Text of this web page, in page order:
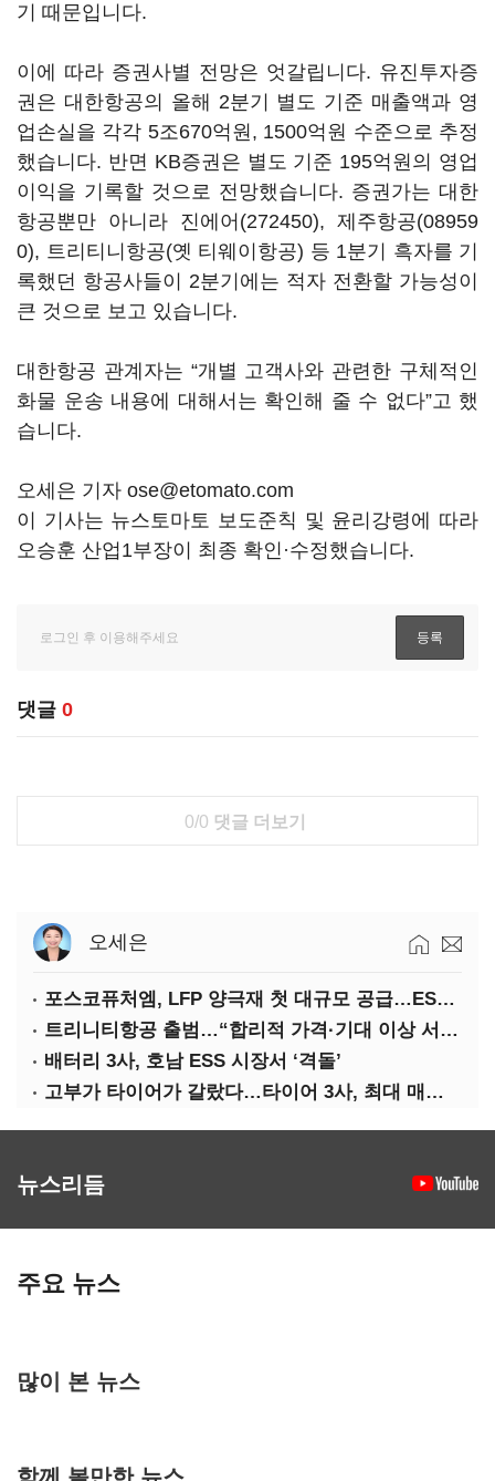
기 때문입니다.
이에 따라 증권사별 전망은 엇갈립니다. 유진투자증
권은 대한항공의 올해 2분기 별도 기준 매출액과 영
업손실을 각각 5조670억원, 1500억원 수준으로 추정
했습니다. 반면 KB증권은 별도 기준 195억원의 영업
이익을 기록할 것으로 전망했습니다. 증권가는 대한
항공뿐만 아니라 진에어(272450), 제주항공(08959
0), 트리티니항공(옛 티웨이항공) 등 1분기 흑자를 기
록했던 항공사들이 2분기에는 적자 전환할 가능성이
큰 것으로 보고 있습니다.
대한항공 관계자는 “개별 고객사와 관련한 구체적인
화물 운송 내용에 대해서는 확인해 줄 수 없다”고 했
습니다.
오세은 기자 ose@etomato.com
이 기사는 뉴스토마토 보도준칙 및 윤리강령에 따라
오승훈 산업1부장이 최종 확인·수정했습니다.
댓글 0
0/0 댓글 더보기
오세은
포스코퓨처엠, LFP 양극재 첫 대규모 공급…ESS 시장 공략
트리니티항공 출범…“합리적 가격·기대 이상 서비스로 승부”
배터리 3사, 호남 ESS 시장서 ‘격돌’
고부가 타이어가 갈랐다…타이어 3사, 최대 매출에도 영업익 희비
뉴스리듬
주요 뉴스
많이 본 뉴스